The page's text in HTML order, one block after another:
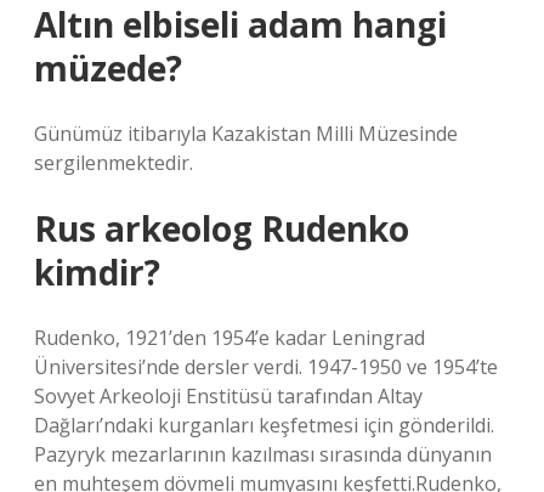
Altın elbiseli adam hangi
müzede?
Günümüz itibarıyla Kazakistan Milli Müzesinde
sergilenmektedir.
Rus arkeolog Rudenko
kimdir?
Rudenko, 1921’den 1954’e kadar Leningrad
Üniversitesi’nde dersler verdi. 1947-1950 ve 1954’te
Sovyet Arkeoloji Enstitüsü tarafından Altay
Dağları’ndaki kurganları keşfetmesi için gönderildi.
Pazyryk mezarlarının kazılması sırasında dünyanın
en muhteşem dövmeli mumyasını keşfetti.Rudenko,